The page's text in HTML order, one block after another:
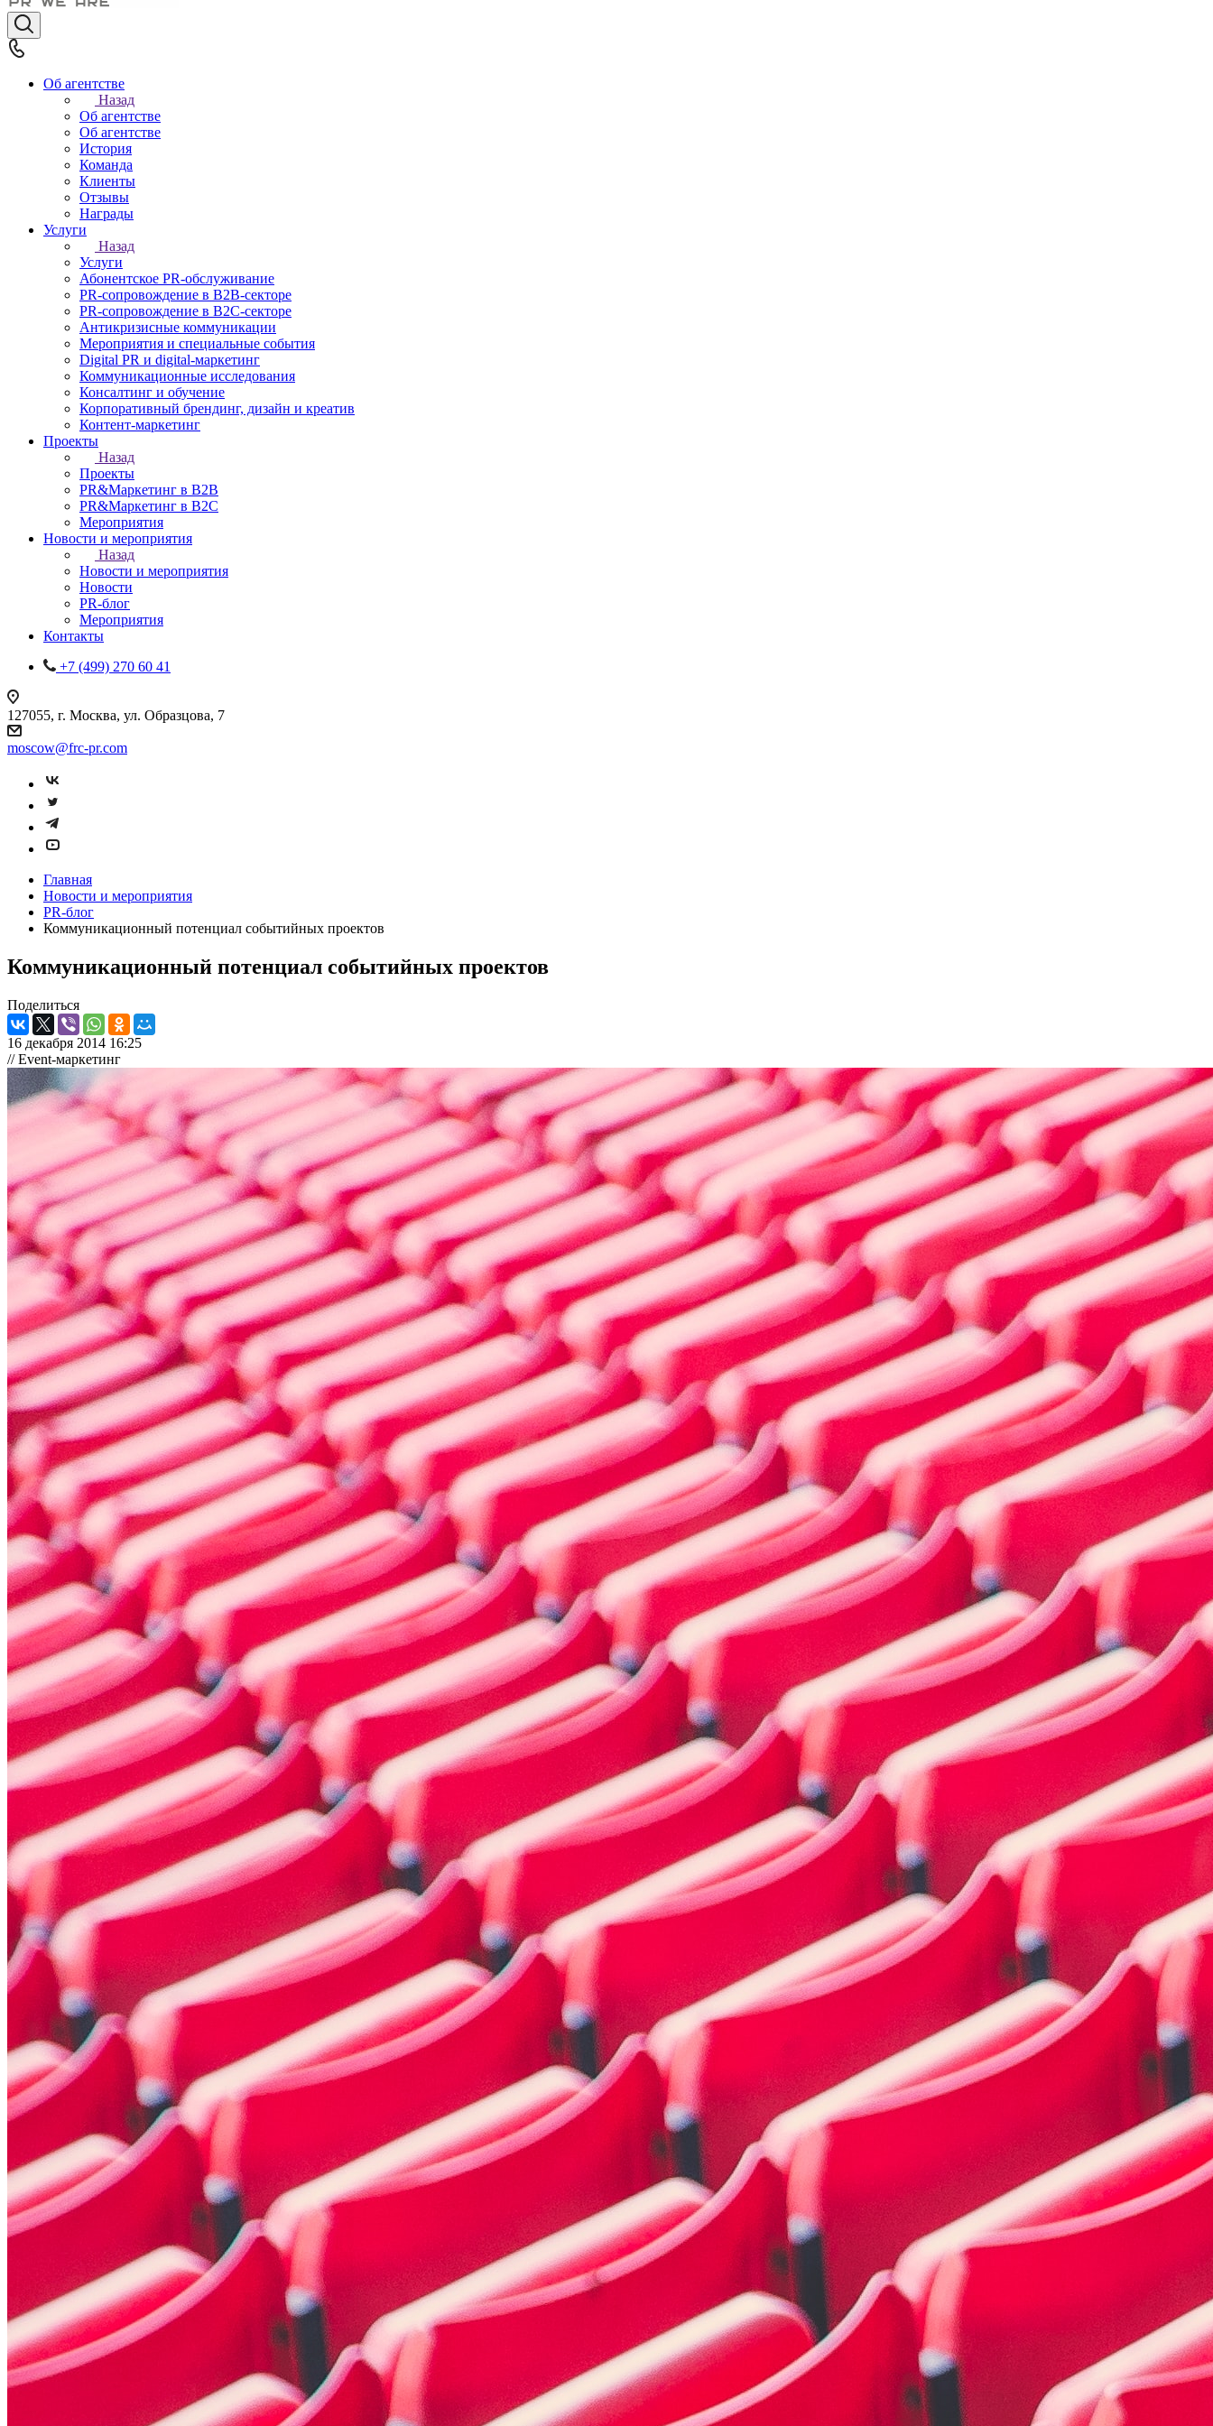
Об агентстве
Назад
Об агентстве
Об агентстве
История
Команда
Клиенты
Отзывы
Награды
Услуги
Назад
Услуги
Абонентское PR-обслуживание
PR-сопровождение в B2B-секторе
PR-сопровождение в B2С-секторе
Антикризисные коммуникации
Мероприятия и специальные события
Digital PR и digital-маркетинг
Коммуникационные исследования
Консалтинг и обучение
Корпоративный брендинг, дизайн и креатив
Контент-маркетинг
Проекты
Назад
Проекты
PR&Маркетинг в B2B
PR&Маркетинг в B2C
Мероприятия
Новости и мероприятия
Назад
Новости и мероприятия
Новости
PR-блог
Мероприятия
Контакты
+7 (499) 270 60 41
127055, г. Москва, ул. Образцова, 7
moscow@frc-pr.com
Главная
Новости и мероприятия
PR-блог
Коммуникационный потенциал событийных проектов
Коммуникационный потенциал событийных проектов
Поделиться
16 декабря 2014 16:25
// Event-маркетинг